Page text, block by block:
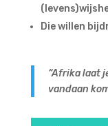
Die willen
“Afrika laat
vandaan